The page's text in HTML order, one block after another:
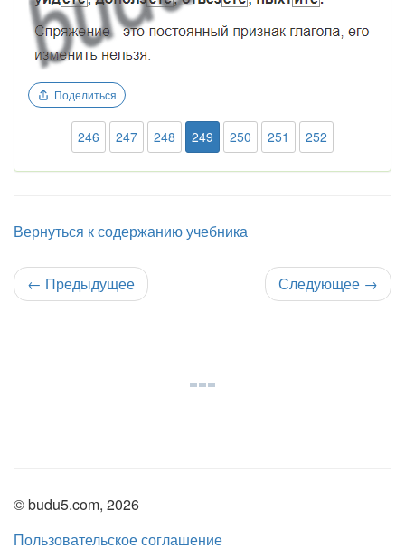
Поделиться
246 247 248 249 250 251 252
Вернуться к содержанию учебника
← Предыдущее Следующее →
© budu5.com, 2026
Пользовательское соглашение